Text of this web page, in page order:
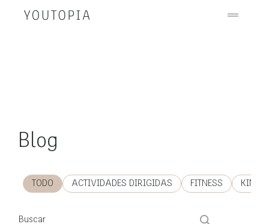
Blog
TODO ACTIVIDADES DIRIGIDAS FITNESS